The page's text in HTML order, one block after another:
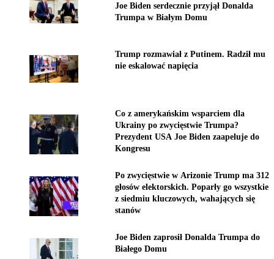
Joe Biden serdecznie przyjął Donalda
Trumpa w Białym Domu
Trump rozmawiał z Putinem. Radził mu
nie eskalować napięcia
Co z amerykańskim wsparciem dla
Ukrainy po zwycięstwie Trumpa?
Prezydent USA Joe Biden zaapeluje do
Kongresu
Po zwycięstwie w Arizonie Trump ma 312
głosów elektorskich. Poparły go wszystkie
z siedmiu kluczowych, wahających się
stanów
Joe Biden zaprosił Donalda Trumpa do
Białego Domu